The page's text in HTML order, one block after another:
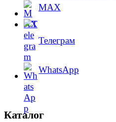
MAX
Телеграм
WhatsApp
Каталог